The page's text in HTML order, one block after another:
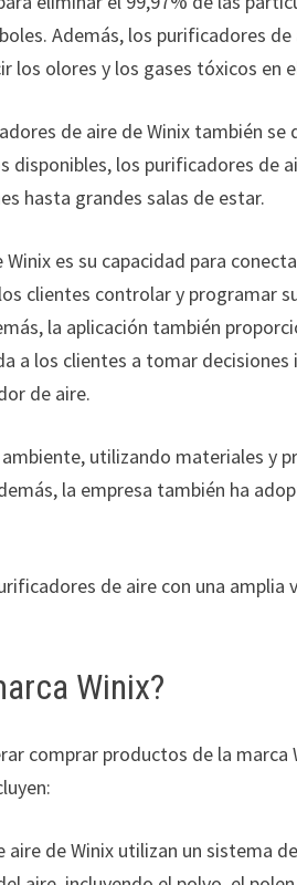
Además, los purificadores
los olores y los gases tóxicos en
de aire de Winix también se
los purificadores de
hasta grandes salas de estar.
es su capacidad para
clientes controlar y programar
la aplicación también
a los clientes a tomar
de aire.
utilizando materiales y
la empresa también ha
de aire con una
Winix?
comprar productos de la marca
de Winix utilizan un sistema